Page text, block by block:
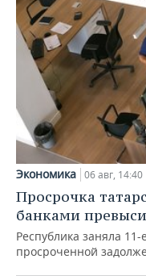
Экономика 06 авг, 14:40
Просрочка
банками
Республика заняла
просроченной